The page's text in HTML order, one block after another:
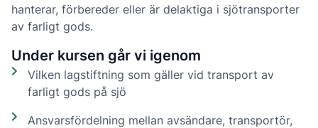
hanterar, förbereder eller är delaktiga i sjötransporter
av farligt gods.
Under kursen går vi igenom
Vilken lagstiftning som gäller vid transport av
farligt gods på sjö
Ansvarsfördelning mellan avsändare, transportör,